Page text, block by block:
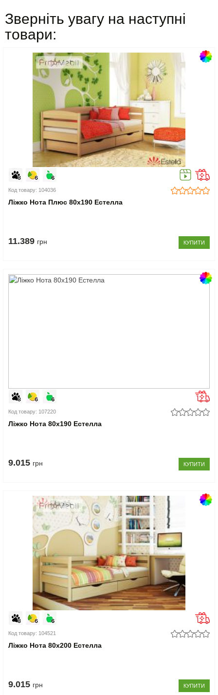
Зверніть увагу на наступні
товари:
Код товару: 104036
Ліжко Нота Плюс 80x190 Естелла
11.389 грн КУПИТИ
Код товару: 107220
Ліжко Нота 80x190 Естелла
9.015 грн КУПИТИ
Код товару: 104521
Ліжко Нота 80x200 Естелла
9.015 грн КУПИТИ